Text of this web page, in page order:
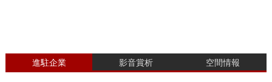
進駐企業 影音賞析 空間情報